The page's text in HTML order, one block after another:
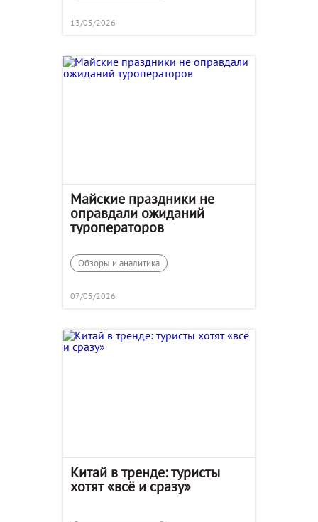
13/05/2026
Майские праздники не
оправдали ожиданий
туроператоров
Обзоры и аналитика
07/05/2026
Китай в тренде: туристы
хотят «всё и сразу»